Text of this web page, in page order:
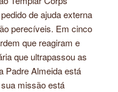
de ajuda externa
perecíveis. Em cinco
que reagiram e
que ultrapassou as
Padre Almeida está
missão está